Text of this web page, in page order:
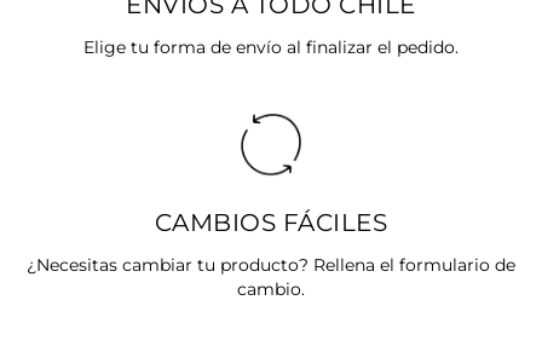
Elige tu forma de envío al finalizar el pedido.
CAMBIOS FÁCILES
¿Necesitas cambiar tu producto? Rellena el formulario de
cambio.